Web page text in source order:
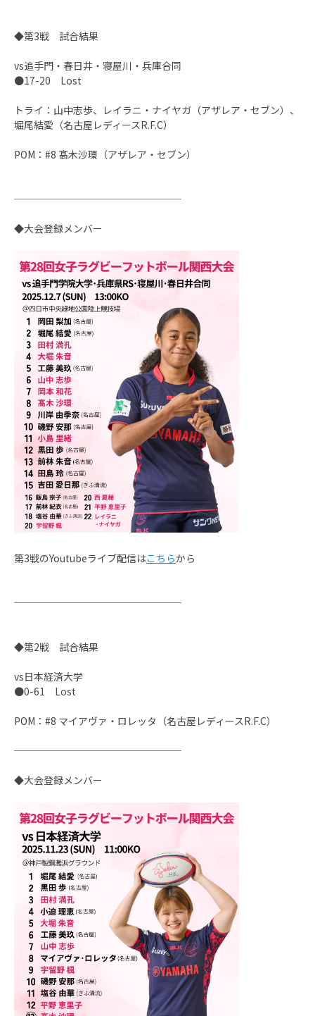
◆第3戦 試合結果
vs追手門・春日井・寝屋川・兵庫合同
●17-20 Lost
トライ：山中志歩、レイラニ・ナイヤガ（アザレア・セブン）、
堀尾結愛（名古屋レディースR.F.C）
POM：#8 髙木沙環（アザレア・セブン）
─────────────────
◆大会登録メンバー
第3戦のYoutubeライブ配信はこちらから
─────────────────
◆第2戦 試合結果
vs日本経済大学
●0-61 Lost
POM：#8 マイアヴァ・ロレッタ（名古屋レディースR.F.C）
─────────────────
◆大会登録メンバー